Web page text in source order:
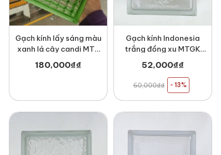
Gạch kính lấy sáng màu
xanh lá cây candi MT-
GK1908K
180,000₫₫
Gạch kính Indonesia
trắng đồng xu MTGK
00107
52,000₫₫
60,000₫₫ - 13%